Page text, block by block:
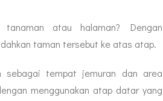
atau halaman? Dengan
taman tersebut ke atas atap.
sebagai tempat jemuran dan area
menggunakan atap datar yang